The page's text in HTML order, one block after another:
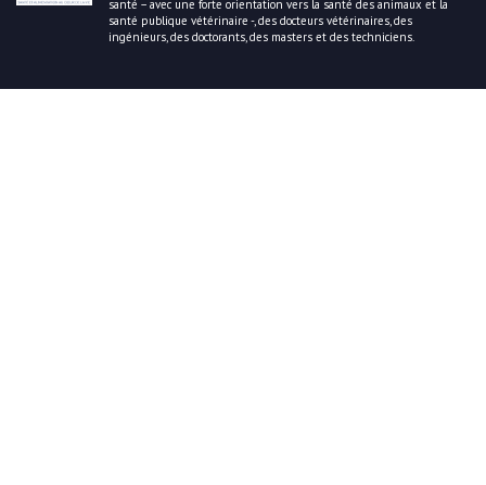
santé – avec une forte orientation vers la santé des animaux et la
santé publique vétérinaire -, des docteurs vétérinaires, des
ingénieurs, des doctorants, des masters et des techniciens.